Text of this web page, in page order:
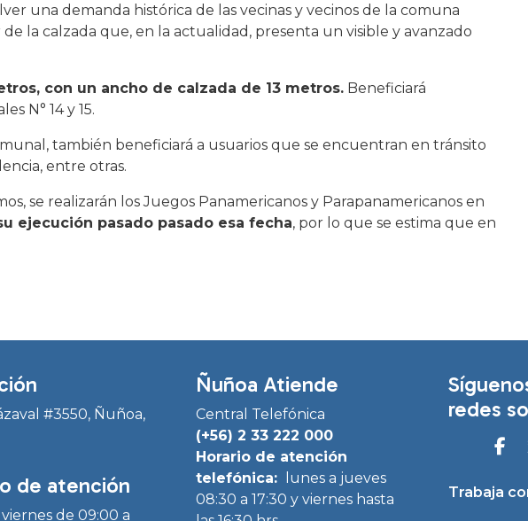
una demanda histórica de las vecinas y vecinos de la comuna
la calzada que, en la actualidad, presenta un visible y avanzado
con un ancho de calzada de 13 metros. Beneficiará
N° 14 y 15.
también beneficiará a usuarios que se encuentran en tránsito
entre otras.
se realizarán los Juegos Panamericanos y Parapanamericanos en
ejecución pasado pasado esa fecha, por lo que se estima que en
#3550, Ñuñoa,
de atención
de 09:00 a
Ñuñoa Atiende
Central Telefónica
(+56) 2 33 222 000
Horario de atención
telefónica:
lunes a jueves
08:30 a 17:30 y viernes hasta
redes
Trabaja